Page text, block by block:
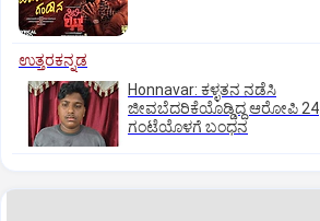
ಉತ್ತರಕನ್ನಡ
Honnavar: ಕಳ್ಳತನ ನಡೆಸಿ
ಜೀವಬೆದರಿಕೆಯೊಡ್ಡಿದ್ದ ಆರೋಪಿ 24
ಗಂಟೆಯೊಳಗೆ ಬಂಧನ